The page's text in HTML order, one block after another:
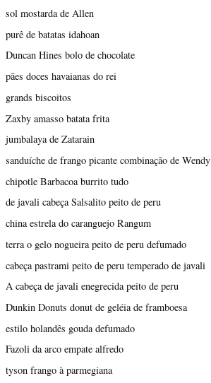
sol mostarda de Allen
purê de batatas idahoan
Duncan Hines bolo de chocolate
pães doces havaianas do rei
grands biscoitos
Zaxby amasso batata frita
jumbalaya de Zatarain
sanduíche de frango picante combinação de Wendy
chipotle Barbacoa burrito tudo
de javali cabeça Salsalito peito de peru
china estrela do caranguejo Rangum
terra o gelo nogueira peito de peru defumado
cabeça pastrami peito de peru temperado de javali
A cabeça de javali enegrecida peito de peru
Dunkin Donuts donut de geléia de framboesa
estilo holandês gouda defumado
Fazoli da arco empate alfredo
tyson frango à parmegiana